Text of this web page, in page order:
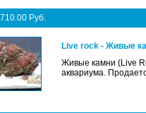
Руб.
Live rock - Живые
Живые камни (Live
аквариума.